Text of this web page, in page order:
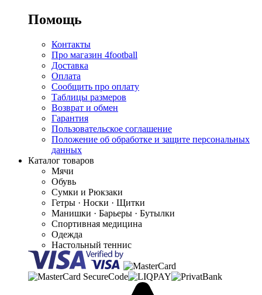
Помощь
Контакты
Про магазин 4football
Доставка
Оплата
Сообщить про оплату
Таблицы размеров
Возврат и обмен
Гарантия
Пользовательское соглашение
Положение об обработке и защите персональных
данных
Каталог товаров
Мячи
Обувь
Сумки и Рюкзаки
Гетры · Носки · Щитки
Манишки · Барьеры · Бутылки
Спортивная медицина
Одежда
Настольный теннис